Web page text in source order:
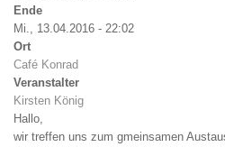
18:30
Ende
Mi., 13.04.2016 - 22:02
Ort
Café Konrad
Veranstalter
Kirsten König
Hallo,
wir treffen uns zum gmeinsamen